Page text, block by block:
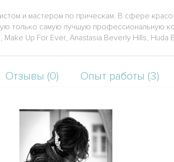
и мастером по прическам. В сфере
только самую лучшую профессиональную
Up For Ever, Anastasia Beverly Hills, Huda
Отзывы (0) Опыт работы (3)